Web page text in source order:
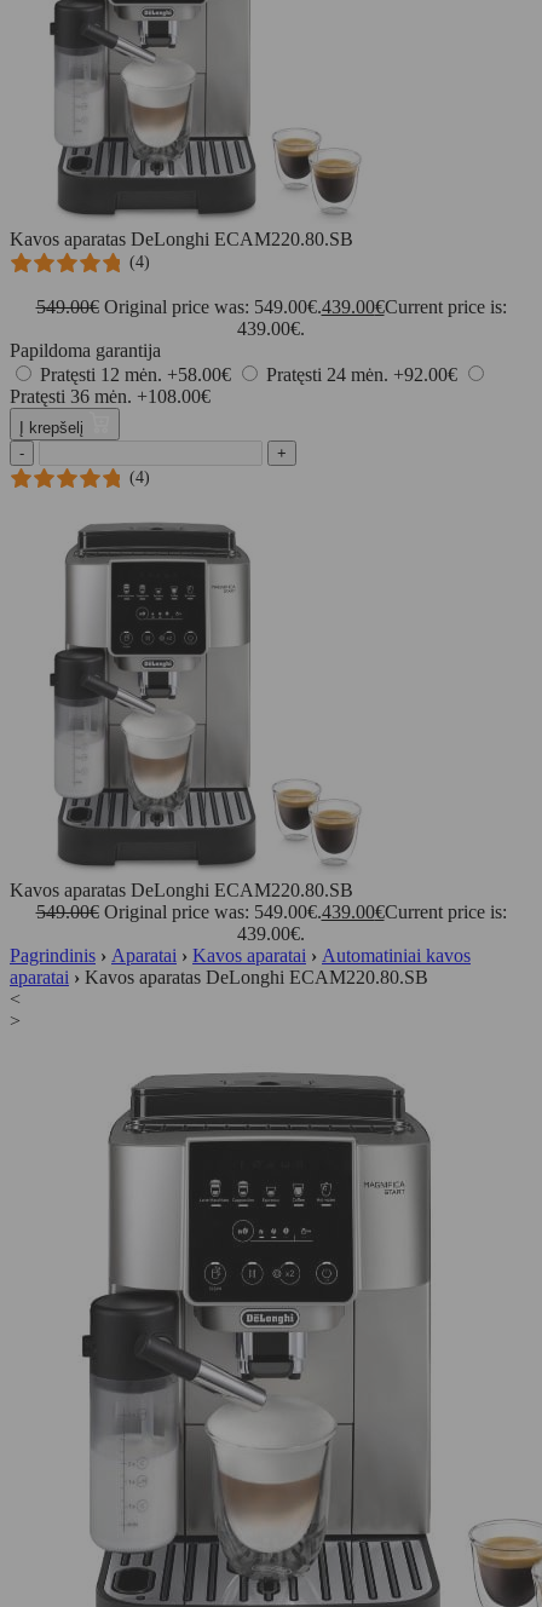
Kavos aparatas DeLonghi ECAM220.80.SB
(4)
549.00€ Original price was: 549.00€.439.00€Current price is:
439.00€.
Papildoma garantija
Pratęsti 12 mėn. +58.00€ Pratęsti 24 mėn. +92.00€
Pratęsti 36 mėn. +108.00€
Į krepšelį
-
+
(4)
Kavos aparatas DeLonghi ECAM220.80.SB
549.00€ Original price was: 549.00€.439.00€Current price is:
439.00€.
Pagrindinis › Aparatai › Kavos aparatai › Automatiniai kavos
aparatai › Kavos aparatas DeLonghi ECAM220.80.SB
<
>